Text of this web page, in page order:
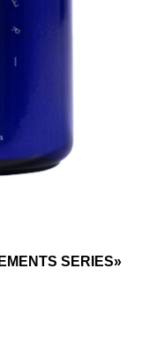
SERIES»